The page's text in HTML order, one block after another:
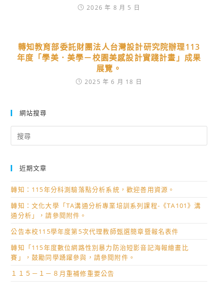
2026 年 8 月 5 日
轉知教育部委託財團法人台灣設計研究院辦理113
年度「學美．美學－校園美感設計實踐計畫」成果
展覽。
2025 年 6 月 18 日
網站搜尋
for:
近期文章
轉知：115年分科測驗落點分析系統，歡迎善用資源。
轉知：文化大學「TA溝通分析專業培訓系列課程-《TA101》溝
通分析」，請參閱附件。
公告本校115學年度第5次代理教師甄選簡章暨報名表件
轉知「115年度數位網路性別暴力防治短影音記海報繪畫比
賽」，鼓勵同學踴躍參與，請參閱附件。
１１５－１－８月重補修重要公告